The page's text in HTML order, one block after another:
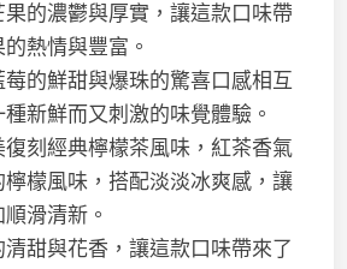
的濃鬱與厚實，讓這款口味帶
熱情與豐富。
的鮮甜與爆珠的驚喜口感相互
新鮮而又刺激的味覺體驗。
刻經典檸檬茶風味，紅茶香氣
檬風味，搭配淡淡冰爽感，讓
滑清新。
甜與花香，讓這款口味帶來了